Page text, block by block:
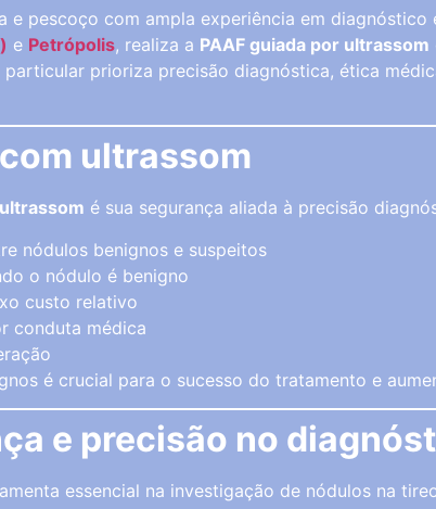
e pescoço com ampla experiência em
e Petrópolis, realiza a PAAF guiada por ultrassom
prioriza precisão diagnóstica, ética
ultrassom
é sua segurança aliada à precisão
nódulos benignos e suspeitos
o nódulo é benigno
custo relativo
conduta médica
é crucial para o sucesso do tratamento e
e precisão no
essencial na investigação de nódulos na